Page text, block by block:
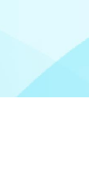
場内フ
ボート
オラレ浜松
メンバーズル
選手応援横断
冠レース協賛キ